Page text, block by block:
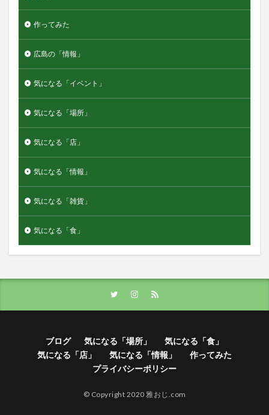
作ってみた
広島の「情報」
気になる「イベント」
気になる「場所」
気になる「店」
気になる「情報」
気になる「雑貨」
気になる「食」
ブログ 気になる「場所」
気になる「食」
気になる「店」
気になる「情報」
作ってみた
プライバシーポリシー
© Copyright 2020 雅おじ.com